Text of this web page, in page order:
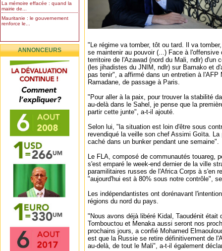
La mémoire effacée : quand la
mairie de...
Mauritanie : le gouvernement
renforce le...
ANNONCEURS
"Le régime va tomber, tôt ou tard. Il va
se maintenir au pouvoir (...) Face à l'offensive
territoire de l'Azawad (nord du Mali, ndlr) d'un
(les jihadistes du JNIM, ndlr) sur Bamako et
pas tenir", a affirmé dans un entretien à l'AFP
Ramadane, de passage à Paris.
"Pour aller à la paix, pour trouver la stabilité
au-delà dans le Sahel, je pense que la
partir cette junte", a-t-il ajouté.
Selon lui, "la situation est loin d'être sous
revendiqué la veille son chef Assimi Goïta.
caché dans un bunker pendant une semaine".
Le FLA, composé de communautés touareg,
s'est emparé le week-end dernier de la ville
paramilitaires russes de l'Africa Corps à s'en
"aujourd'hui est à 80% sous notre contrôle",
Les indépendantistes ont dorénavant
régions du nord du pays.
"Nous avons déjà libéré Kidal, Taoudénit était
Tombouctou et Menaka aussi seront nos
prochains jours, a confié Mohamed
est que la Russie se retire définitivement de
au-delà, de tout le Mali", a-t-il également